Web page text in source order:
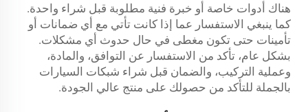
هناك أدوات خاصة أو خبرة فنية مطلوبة قبل شراء واحدة.
كما ينبغي الاستفسار عما إذا كانت تأتي مع أي ضمانات أو
تأمينات حتى تكون مغطى في حال حدوث أي مشكلات.
بشكل عام، تأكد من الاستفسار عن التوافق، والمادة،
وعملية التركيب، والضمان قبل شراء شبكات السيارات
بالجملة للتأكد من حصولك على منتج عالي الجودة.